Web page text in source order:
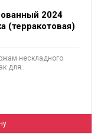
2024
(терракотовая)
нескладного
для..